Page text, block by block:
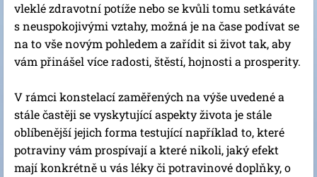
vleklé zdravotní potíže nebo se kvůli tomu setkáváte
s neuspokojivými vztahy, možná je na čase podívat se
na to vše novým pohledem a zařídit si život tak, aby
vám přinášel více radosti, štěstí, hojnosti a prosperity.
V rámci konstelací zaměřených na výše uvedené a
stále častěji se vyskytující aspekty života je stále
oblíbenější jejich forma testující například to, které
potraviny vám prospívají a které nikoli, jaký efekt
mají konkrétně u vás léky či potravinové doplňky, o